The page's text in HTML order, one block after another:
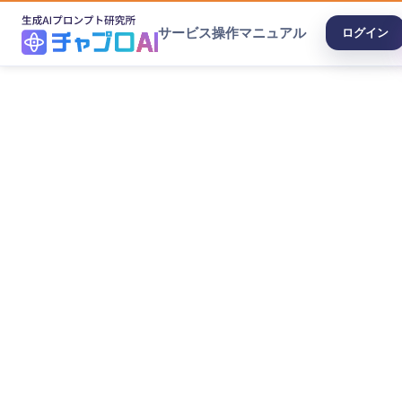
サービス操作マニュアル ログイン